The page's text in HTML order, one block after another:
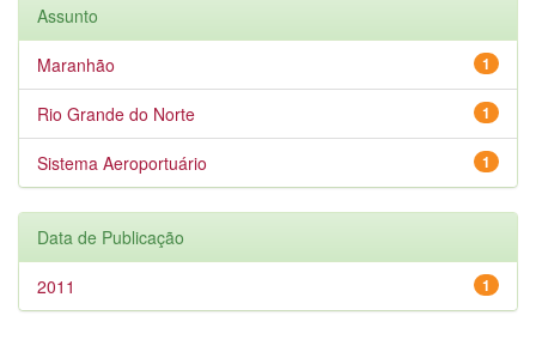
Assunto
1
Maranhão
1
Rio Grande do Norte
1
Sistema Aeroportuário
Data de Publicação
1
2011